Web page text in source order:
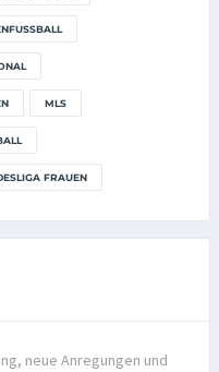
MLS
FRAUEN
neue Anregungen und